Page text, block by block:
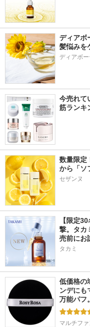
ディアボ
髪悩みを
ディアボー
今売れて
筋ラン
数量限定
から「ソ
セザンヌ
【限定
撃。タカ
売前にお
タカミ
低価格の
ンデにも
万能パフ
マルチフ